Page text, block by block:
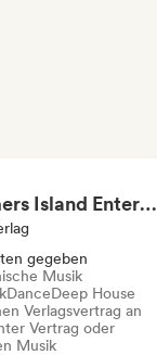
Dreamers Island Entertainment
gegeben
Musik
DanceDeep House
Verlagsvertrag an
Vertrag oder
Musik